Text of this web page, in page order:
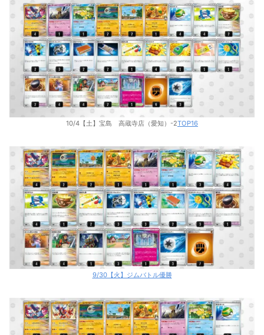
10/4【土】宝島 高蔵寺店（愛知）-2TOP16
9/30【火】ジムバトル優勝